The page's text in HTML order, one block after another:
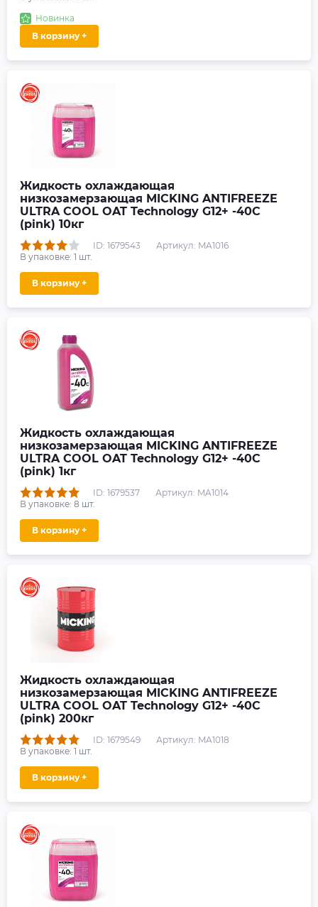
Новинка
В корзину +
Жидкость охлаждающая
низкозамерзающая MICKING ANTIFREEZE
ULTRA COOL OAT Technology G12+ -40C
(pink) 10кг
ID: 1679543
Артикул: MA1016
В упаковке: 1 шт.
В корзину +
Жидкость охлаждающая
низкозамерзающая MICKING ANTIFREEZE
ULTRA COOL OAT Technology G12+ -40C
(pink) 1кг
ID: 1679537
Артикул: MA1014
В упаковке: 8 шт.
В корзину +
Жидкость охлаждающая
низкозамерзающая MICKING ANTIFREEZE
ULTRA COOL OAT Technology G12+ -40C
(pink) 200кг
ID: 1679549
Артикул: MA1018
В упаковке: 1 шт.
В корзину +